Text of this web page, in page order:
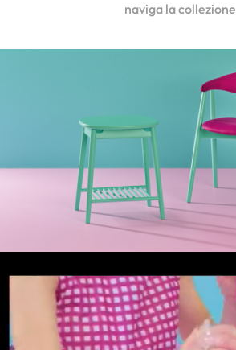
naviga la collezione